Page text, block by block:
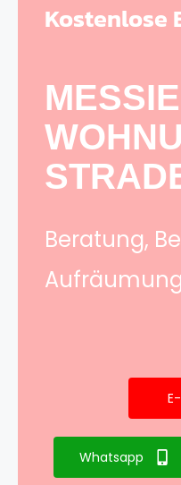
Kostenlose
MESSIE
Beratung,
Aufräumung
Whatsapp